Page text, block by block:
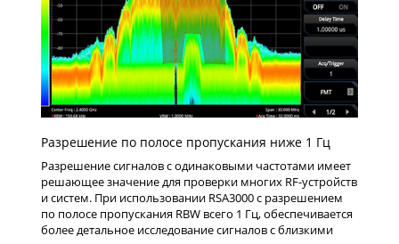
Разрешение по полосе пропускания ниже 1 Гц
Разрешение сигналов с одинаковыми частотами имеет
решающее значение для проверки многих RF-устройств
и систем. При использовании RSA3000 с разрешением
по полосе пропускания RBW всего 1 Гц, обеспечивается
более детальное исследование сигналов с близкими